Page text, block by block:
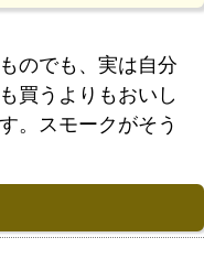
のでも、実は自分
買うよりもおいし
。スモークがそう